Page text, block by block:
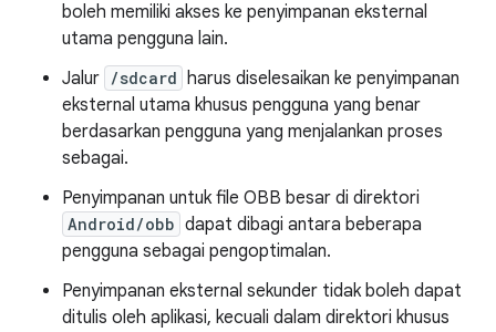
boleh memiliki akses ke penyimpanan eksternal
utama pengguna lain.
Jalur /sdcard harus diselesaikan ke penyimpanan
eksternal utama khusus pengguna yang benar
berdasarkan pengguna yang menjalankan proses
sebagai.
Penyimpanan untuk file OBB besar di direktori
Android/obb dapat dibagi antara beberapa
pengguna sebagai pengoptimalan.
Penyimpanan eksternal sekunder tidak boleh dapat
ditulis oleh aplikasi, kecuali dalam direktori khusus